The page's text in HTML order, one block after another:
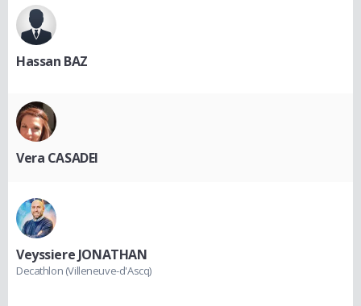
Hassan BAZ
Vera CASADEI
Veyssiere JONATHAN
Decathlon (Villeneuve-d'Ascq)